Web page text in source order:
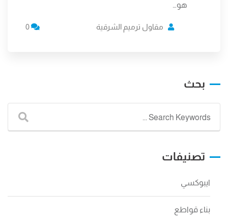
هو…
مقاول ترميم الشرقية
بحث
تصنيفات
ايبوكسي
بناء قواطع